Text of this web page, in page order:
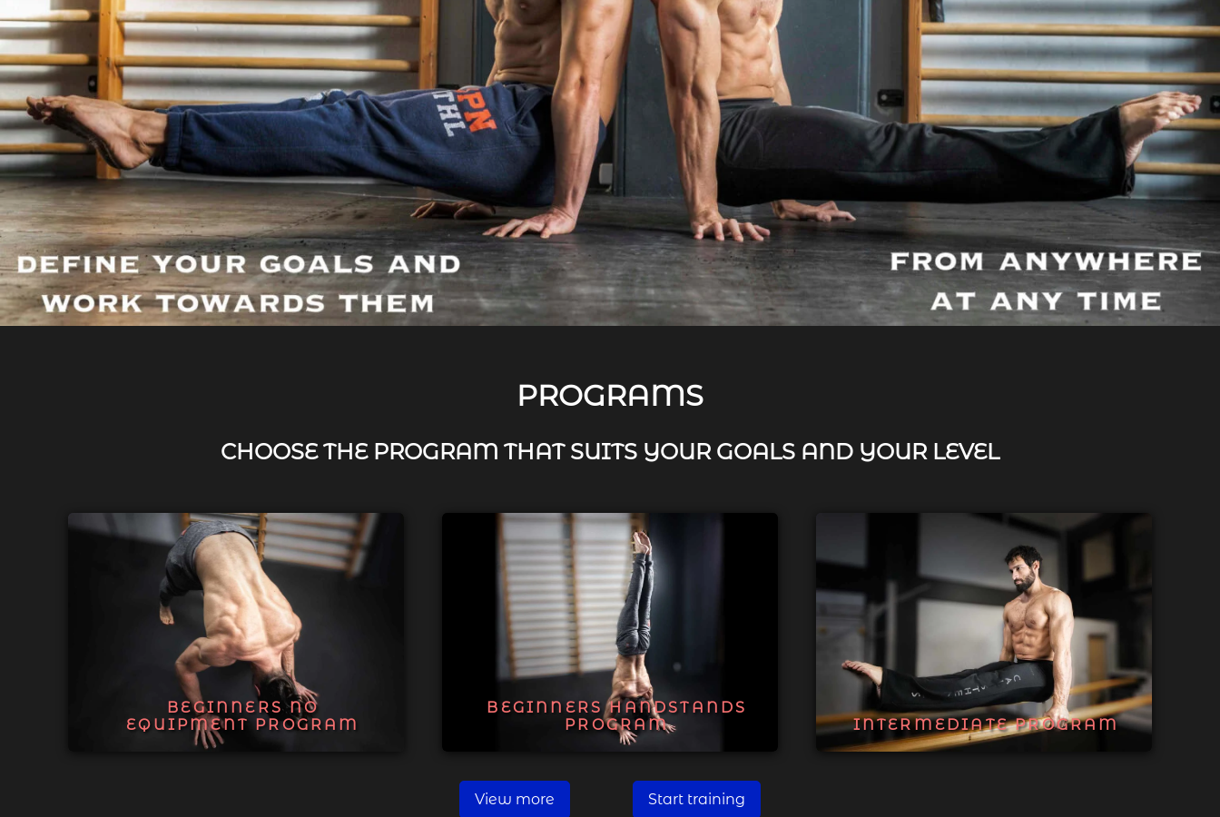
PROGRAMS
CHOOSE THE PROGRAM THAT SUITS YOUR GOALS AND YOUR LEVEL
BEGINNERS NO
EQUIPMENT PROGRAM
BEGINNERS HANDSTANDS
PROGRAM
INTERMEDIATE PROGRAM
View more Start training